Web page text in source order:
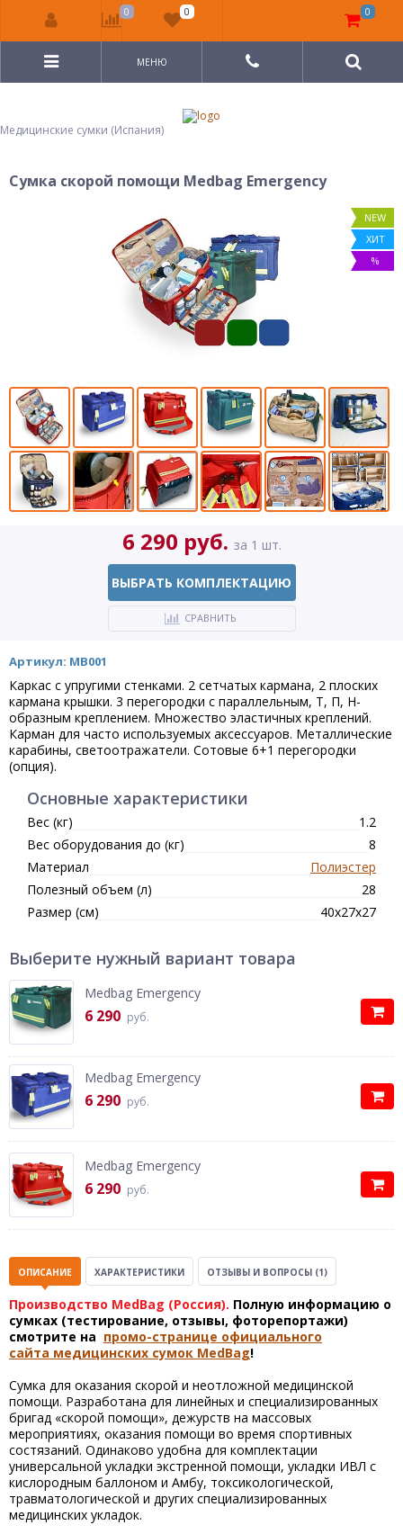
Медицинские сумки (Испания)
МЕНЮ
Сумка скорой помощи Medbag Emergency
NEW
ХИТ
%
Артикул: MB001
Каркас с упругими стенками. 2 сетчатых кармана, 2 плоских
кармана крышки. 3 перегородки с параллельным, Т, П, Н-
образным креплением. Множество эластичных креплений.
Карман для часто используемых аксессуаров. Металлические
карабины, светоотражатели. Сотовые 6+1 перегородки
(опция).
6 290 руб. за 1 шт.
ВЫБРАТЬ КОМПЛЕКТАЦИЮ
СРАВНИТЬ
Основные характеристики
Вес (кг)
1.2
Вес оборудования до (кг)
8
Материал
Полиэстер
Полезный объем (л)
28
Размер (см)
40х27х27
Выберите нужный вариант товара
Medbag Emergency
6 290 руб.
Medbag Emergency
6 290 руб.
Medbag Emergency
6 290 руб.
ОПИСАНИЕ ХАРАКТЕРИСТИКИ ОТЗЫВЫ И ВОПРОСЫ (1)
Производство MedBag (Россия). Полную информацию о
сумках (тестирование, отзывы, фоторепортажи)
смотрите на промо-странице официального
сайта медицинских сумок MedBag!
Сумка для оказания скорой и неотложной медицинской
помощи. Разработана для линейных и специализированных
бригад «скорой помощи», дежурств на массовых
мероприятиях, оказания помощи во время спортивных
состязаний. Одинаково удобна для комплектации
универсальной укладки экстренной помощи, укладки ИВЛ с
кислородным баллоном и Амбу, токсикологической,
травматологической и других специализированных
медицинских укладок.
0 0 0